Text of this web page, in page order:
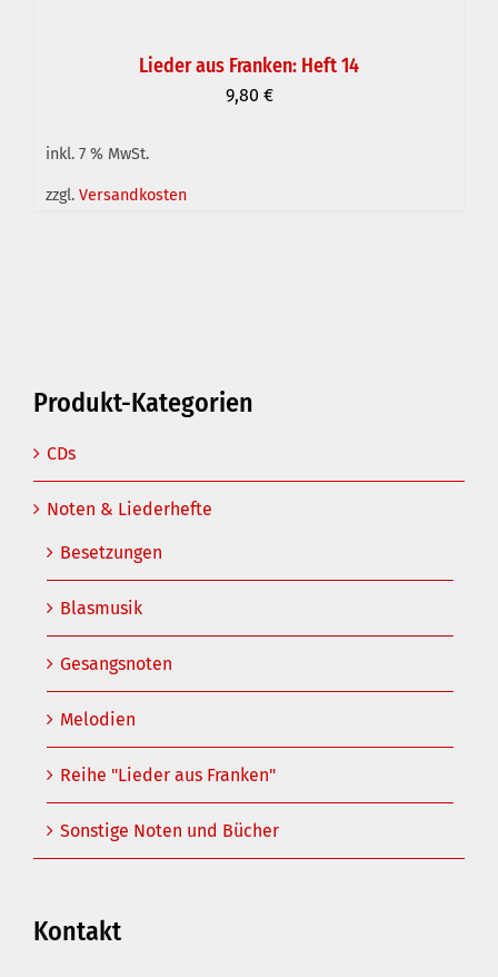
IN DEN WARENKORB
Lieder aus Franken: Heft 14
9,80 €
inkl. 7 % MwSt.
zzgl. Versandkosten
Produkt-Kategorien
CDs
Noten & Liederhefte
Besetzungen
Blasmusik
Gesangsnoten
Melodien
Reihe "Lieder aus Franken"
Sonstige Noten und Bücher
Kontakt